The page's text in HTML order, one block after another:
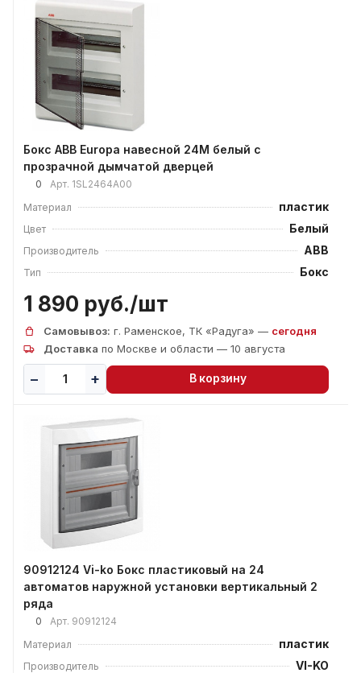
Бокс ABB Europa навесной 24М белый с
прозрачной дымчатой дверцей
0 Арт. 1SL2464А00
Материал
пластик
Цвет Белый
Производитель ABB
Тип Бокс
1 890 руб./шт
Самовывоз: г. Раменское, ТК «Радуга» — сегодня
Доставка по Москве и области — 10 августа
В корзину
90912124 Vi-ko Бокс пластиковый на 24
автоматов наружной установки вертикальный 2
ряда
0 Арт. 90912124
Материал
пластик
Производитель VI-KO